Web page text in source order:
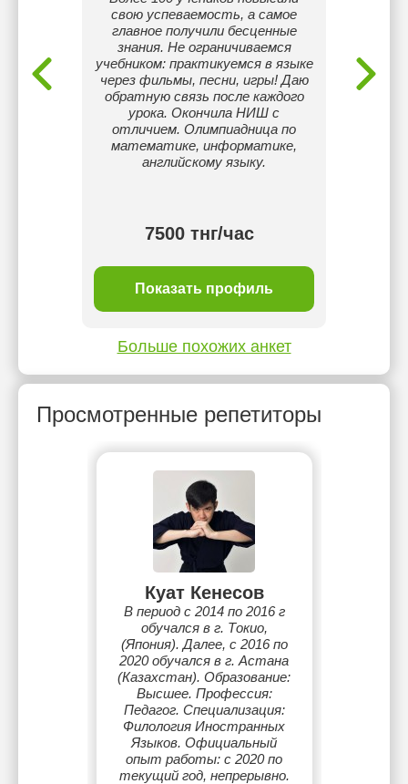
свою успеваемость, а самое
главное получили бесценные
знания. Не ограничиваемся
учебником: практикуемся в языке
через фильмы, песни, игры! Даю
обратную связь после каждого
урока. Окончила НИШ с
отличием. Олимпиадница по
математике, информатике,
английскому языку.
7500 тнг/час
Показать профиль
Больше похожих анкет
Просмотренные репетиторы
Куат Кенесов
В период с 2014 по 2016 г
обучался в г. Токио,
(Япония). Далее, с 2016 по
2020 обучался в г. Астана
(Казахстан). Образование:
Высшее. Профессия:
Педагог. Специализация:
Филология Иностранных
Языков. Официальный
опыт работы: с 2020 по
текущий год, непрерывно.